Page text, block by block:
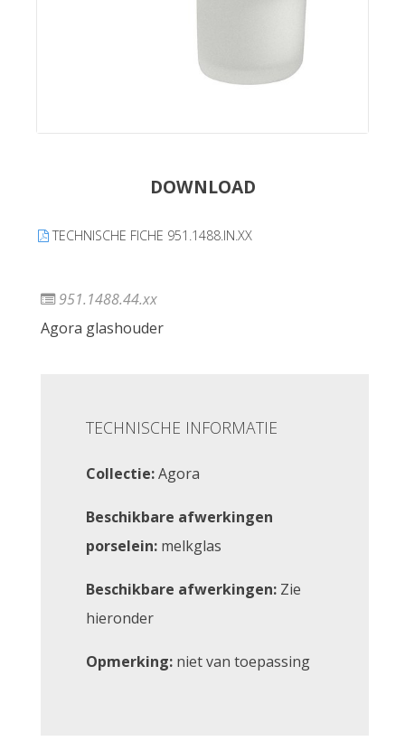
DOWNLOAD
TECHNISCHE FICHE 951.1488.IN.XX
951.1488.44.xx
Agora glashouder
TECHNISCHE INFORMATIE
Collectie:Agora
Beschikbare afwerkingen
porselein: melkglas
Beschikbare afwerkingen: Zie
hieronder
Opmerking: niet van toepassing